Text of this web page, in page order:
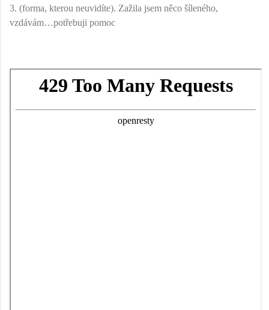
3. (forma, kterou neuvidíte). Zažila jsem něco šíleného,
vzdávám…potřebuji pomoc